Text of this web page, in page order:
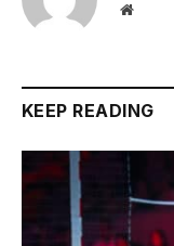
Website
KEEP READING